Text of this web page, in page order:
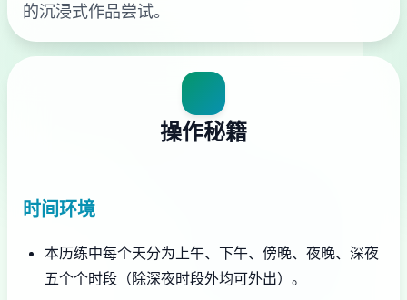
的沉浸式作品尝试。
操作秘籍
时间环境
本历练中每个天分为上午、下午、傍晚、夜晚、深夜
五个个时段（除深夜时段外均可外出）。